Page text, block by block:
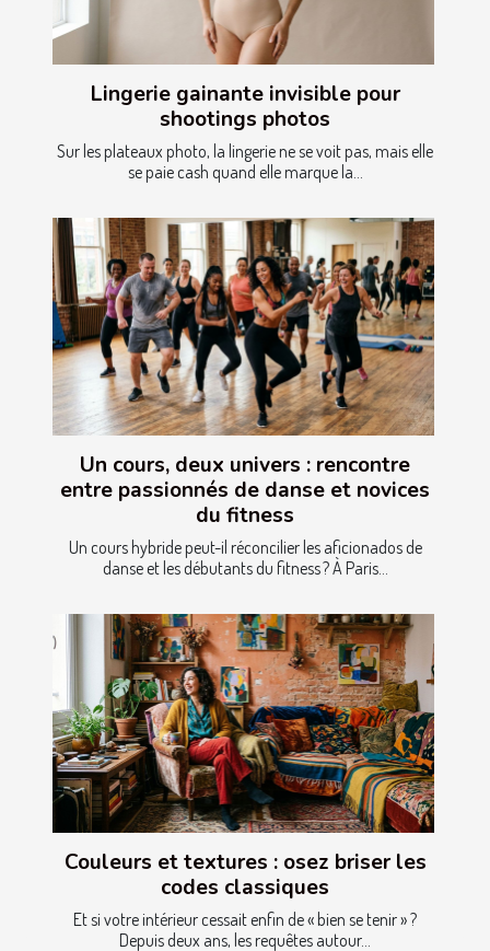
Lingerie gainante invisible pour
shootings photos
Sur les plateaux photo, la lingerie ne se voit pas, mais elle
se paie cash quand elle marque la...
Un cours, deux univers : rencontre
entre passionnés de danse et novices
du fitness
Un cours hybride peut-il réconcilier les aficionados de
danse et les débutants du fitness ? À Paris...
Couleurs et textures : osez briser les
codes classiques
Et si votre intérieur cessait enfin de « bien se tenir » ?
Depuis deux ans, les requêtes autour...